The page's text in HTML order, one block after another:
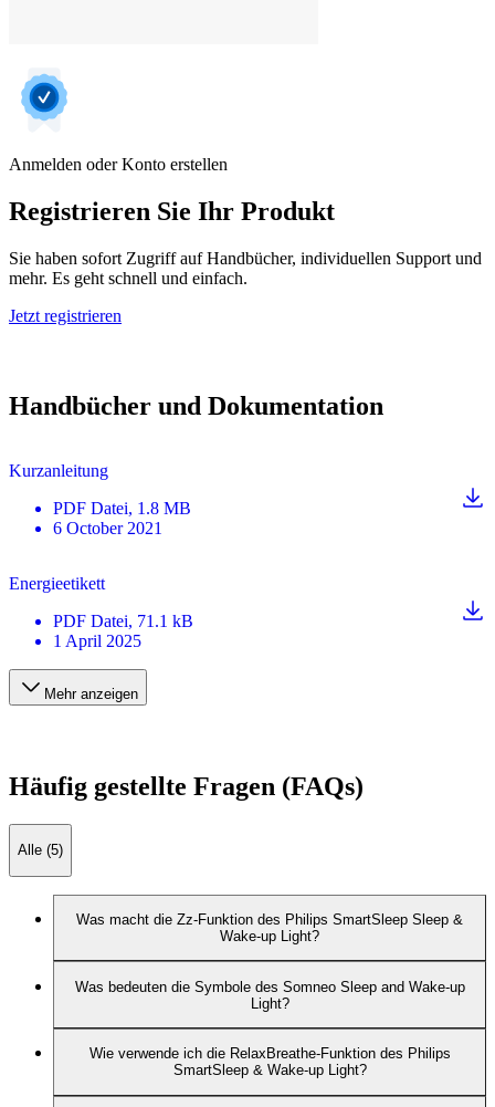
Anmelden oder Konto erstellen
Registrieren Sie Ihr Produkt
Sie haben sofort Zugriff auf Handbücher, individuellen Support und
mehr. Es geht schnell und einfach.
Jetzt registrieren
Handbücher und Dokumentation
Kurzanleitung
PDF Datei, 1.8 MB
6 October 2021
Energieetikett
PDF Datei, 71.1 kB
1 April 2025
Mehr anzeigen
Häufig gestellte Fragen (FAQs)
Alle (5)
Was macht die Zz-Funktion des Philips SmartSleep Sleep &
Wake-up Light?
Was bedeuten die Symbole des Somneo Sleep and Wake-up
Light?
Wie verwende ich die RelaxBreathe-Funktion des Philips
SmartSleep & Wake-up Light?